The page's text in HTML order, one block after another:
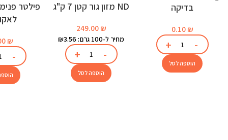
בדיקה
0.10 ₪
הוספה לסל
ND מזון גור קטן 7 ק"ג
249.00 ₪
מחיר ל-100 גרם: ₪3.56
הוספה לסל
₪